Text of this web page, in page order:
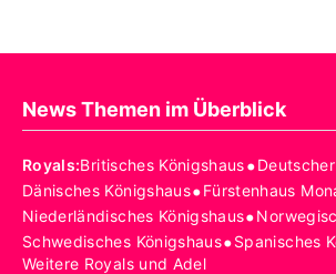
News Themen im Überblick
Royals:Britisches Königshaus•
Dänisches Königshaus•Fürstenhaus
Niederländisches Königshaus•
Schwedisches Königshaus•Spanisches
Weitere Royals und Adel